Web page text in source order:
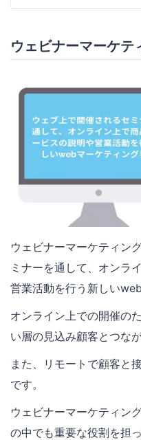
ウェビナーマーケテ
ウェビナーマーケティン
ミナーを通して、オンラ
営業活動を行う新しい
オンライン上での開催の
い層の見込み顧客とつな
また、リモートで顧客と
です。
ウェビナーマーケティン
の中でも重要な役割を担